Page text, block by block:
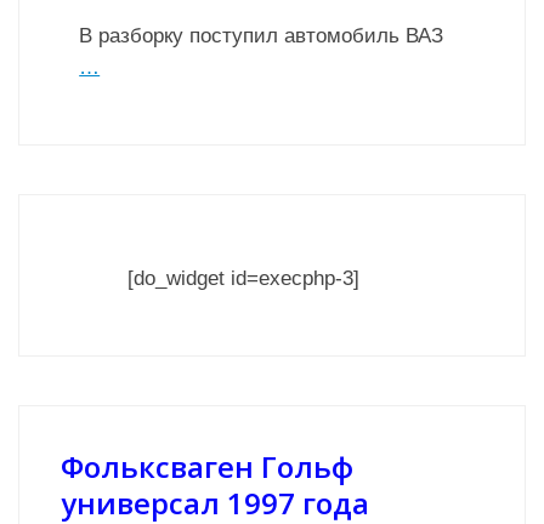
В разборку поступил автомобиль ВАЗ
…
[do_widget id=execphp-3]
Фольксваген Гольф
универсал 1997 года